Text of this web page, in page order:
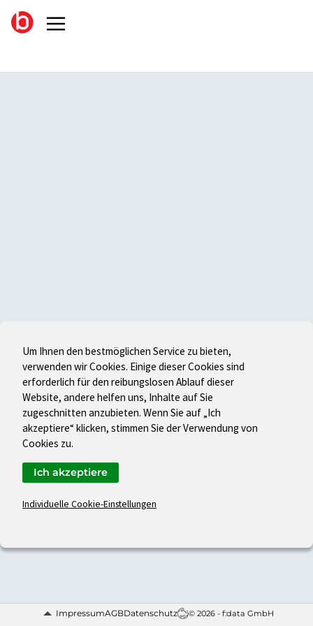
ImpressumAGBDatenschutz © 2026 - f:data GmbH
Um Ihnen den bestmöglichen Service zu bieten,
verwenden wir Cookies. Einige dieser Cookies sind
erforderlich für den reibungslosen Ablauf dieser
Website, andere helfen uns, Inhalte auf Sie
zugeschnitten anzubieten. Wenn Sie auf „Ich
akzeptiere“ klicken, stimmen Sie der Verwendung von
Cookies zu.
Individuelle Cookie-Einstellungen
Ich akzeptiere